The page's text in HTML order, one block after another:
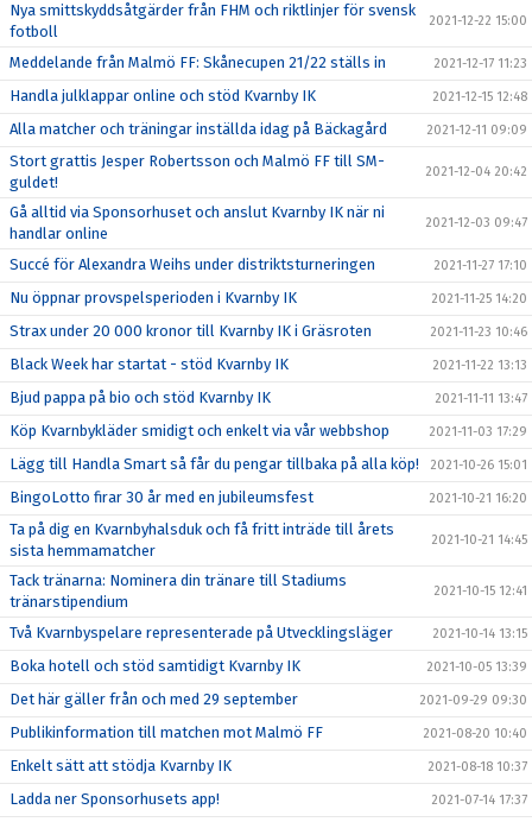
Nya smittskyddsåtgärder från FHM och riktlinjer för svensk
fotboll
2021-12-22 15:00
Meddelande från Malmö FF: Skånecupen 21/22 ställs in 2021-12-17 11:23
Handla julklappar online och stöd Kvarnby IK 2021-12-15 12:48
Alla matcher och träningar inställda idag på Bäckagård 2021-12-11 09:09
Stort grattis Jesper Robertsson och Malmö FF till SM-
guldet!
2021-12-04 20:42
Gå alltid via Sponsorhuset och anslut Kvarnby IK när ni
handlar online
2021-12-03 09:47
Succé för Alexandra Weihs under distriktsturneringen 2021-11-27 17:10
Nu öppnar provspelsperioden i Kvarnby IK 2021-11-25 14:20
Strax under 20 000 kronor till Kvarnby IK i Gräsroten 2021-11-23 10:46
Black Week har startat - stöd Kvarnby IK 2021-11-22 13:13
Bjud pappa på bio och stöd Kvarnby IK 2021-11-11 13:47
Köp Kvarnbykläder smidigt och enkelt via vår webbshop 2021-11-03 17:29
Lägg till Handla Smart så får du pengar tillbaka på alla köp! 2021-10-26 15:01
BingoLotto firar 30 år med en jubileumsfest 2021-10-21 16:20
Ta på dig en Kvarnbyhalsduk och få fritt inträde till årets
sista hemmamatcher
2021-10-21 14:45
Tack tränarna: Nominera din tränare till Stadiums
tränarstipendium
2021-10-15 12:41
Två Kvarnbyspelare representerade på Utvecklingsläger 2021-10-14 13:15
Boka hotell och stöd samtidigt Kvarnby IK 2021-10-05 13:39
Det här gäller från och med 29 september 2021-09-29 09:30
Publikinformation till matchen mot Malmö FF 2021-08-20 10:40
Enkelt sätt att stödja Kvarnby IK 2021-08-18 10:37
Ladda ner Sponsorhusets app! 2021-07-14 17:37